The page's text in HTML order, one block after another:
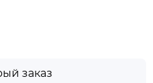
заказ